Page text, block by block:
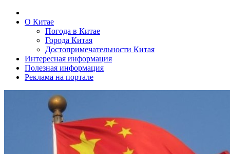
О Китае
Погода в Китае
Города Китая
Достопримечательности Китая
Интересная информация
Полезная информация
Реклама на портале